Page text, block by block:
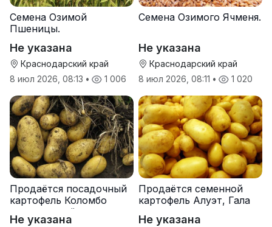
Семена Озимой
Пшеницы.
Не указана
Краснодарский край
8 июл 2026, 08:13 • 1 006
Семена Озимого Ячменя.
Не указана
Краснодарский край
8 июл 2026, 08:11 • 1 020
Продаётся посадочный
картофель Коломбо
оптом от трёх тонн
Не указана
Продаётся семенной
картофель Алуэт, Гала
Не указана